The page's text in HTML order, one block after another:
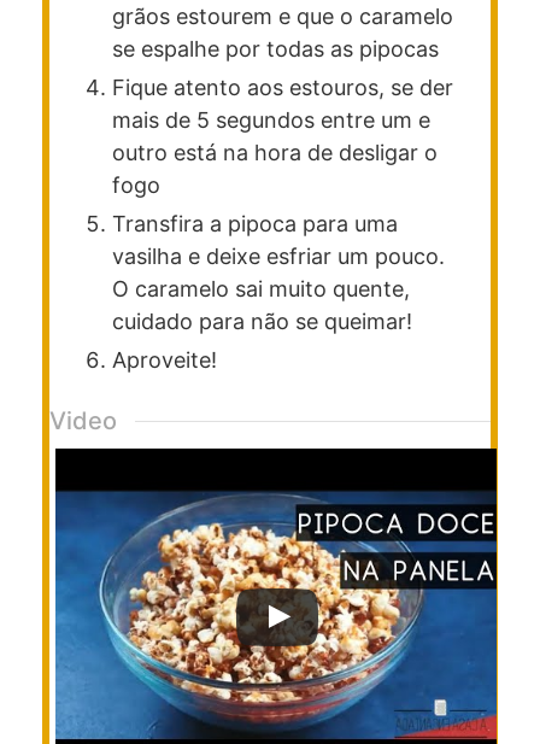
grãos estourem e que o caramelo
se espalhe por todas as pipocas
Fique atento aos estouros, se der
mais de 5 segundos entre um e
outro está na hora de desligar o
fogo
Transfira a pipoca para uma
vasilha e deixe esfriar um pouco.
O caramelo sai muito quente,
cuidado para não se queimar!
Aproveite!
Video